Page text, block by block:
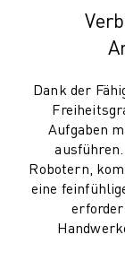
LUFT- UND
ELEKTRISCHE
ELEKTRONIK
LEBENSMITTEL UND
MEDIZIN
KUNSTSTOFFE
LAGERHALTUNG,
APPLIKATIONEN
ALLE
Dank der
Aufgaben
Robotern,
eine